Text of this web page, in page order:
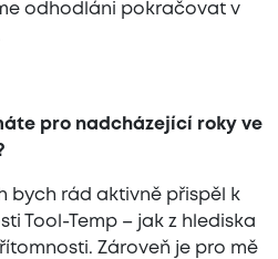
odhodláni pokračovat v
pro nadcházející roky ve
bych rád aktivně přispěl k
Tool-Temp – jak z hlediska
Zároveň je pro mě